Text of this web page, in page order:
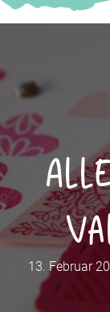
13. Februar